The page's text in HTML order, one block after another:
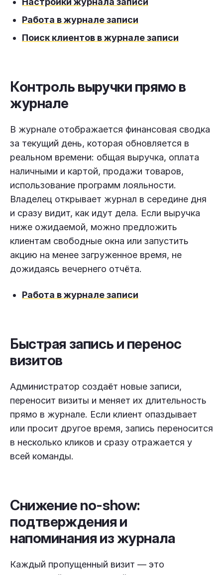
Работа в журнале записи
Поиск клиентов в журнале записи
Контроль выручки прямо в
журнале
В журнале отображается финансовая сводка
за текущий день, которая обновляется в
реальном времени: общая выручка, оплата
наличными и картой, продажи товаров,
использование программ лояльности.
Владелец открывает журнал в середине дня
и сразу видит, как идут дела. Если выручка
ниже ожидаемой, можно предложить
клиентам свободные окна или запустить
акцию на менее загруженное время, не
дожидаясь вечернего отчёта.
Работа в журнале записи
Быстрая запись и перенос
визитов
Администратор создаёт новые записи,
переносит визиты и меняет их длительность
прямо в журнале. Если клиент опаздывает
или просит другое время, запись переносится
в несколько кликов и сразу отражается у
всей команды.
Снижение no-show:
подтверждения и
напоминания из журнала
Каждый пропущенный визит — это